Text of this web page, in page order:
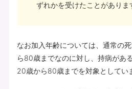
ずれかを受けたことがありま
なお加入年齢については、通常の
ら80歳までなのに対し、持病があ
20歳から80歳までを対象としてい